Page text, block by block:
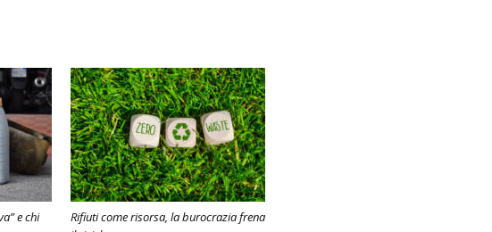
e chi
Rifiuti come risorsa, la burocrazia frena